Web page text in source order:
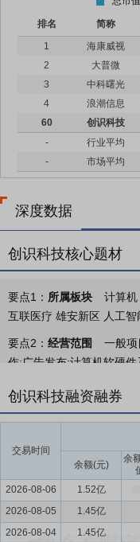
排名 简称
1
海康威视
2
大普微
3
中科曙光
4
浪潮信息
60
创识科技
-
行业平均
-
市场平均
深度数据
创识科技核心题材
要点1： 所属板块
计算
互联医疗 雄安新区 人工
要点2： 经营范围
一般
作;广告发布;计算机软硬
外,凭营业执照依法自主开
展经营活动,具体经营项目
要点3：电子支付业务
合体、财政非税（房管
智能收银机、刷脸支付终端
要点4：电子支付行业
共处理支付业务16242.16
创识科技融资融券
交易时间
余额(元)
余
2026-08-06 1.52亿
2026-08-05
1.45亿
2026-08-04
1.45亿